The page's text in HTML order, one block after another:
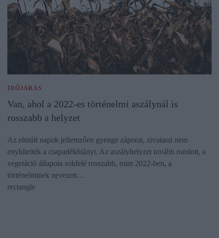
IDŐJÁRÁS
Van, ahol a 2022-es történelmi aszálynál is
rosszabb a helyzet
Az elmúlt napok jellemzően gyenge záporai, zivatarai nem
enyhítették a csapadékhiányt. Az aszályhelyzet tovább romlott, a
vegetáció állapota sokfelé rosszabb, mint 2022-ben, a
történelminek nevezett…
rectangle